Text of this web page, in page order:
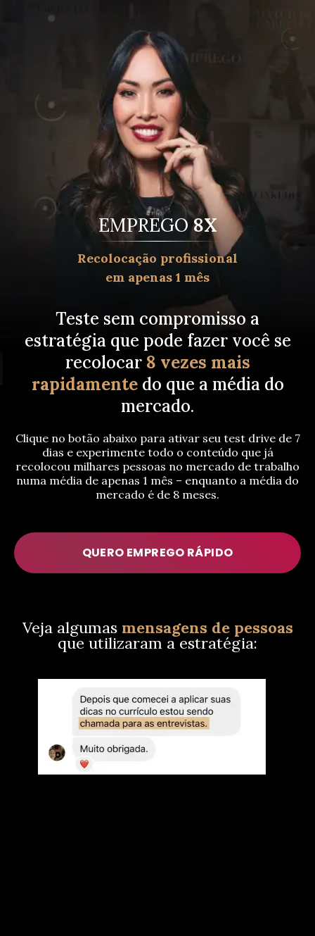
EMPREGO8X
Recolocação profissional
em apenas 1 mês
Teste sem compromisso a
estratégia que pode fazer você se
recolocar 8 vezes mais
rapidamentedo que a média do
mercado.
Clique no botão abaixo para ativar seu test drive de 7
dias e experimente todo o conteúdo que já
recolocou milhares pessoas no mercado de trabalho
numa média de apenas 1 mês – enquanto a média do
mercado é de 8 meses.
QUERO EMPREGO RÁPIDO
Veja algumas mensagens de pessoas
que utilizaram a estratégia: